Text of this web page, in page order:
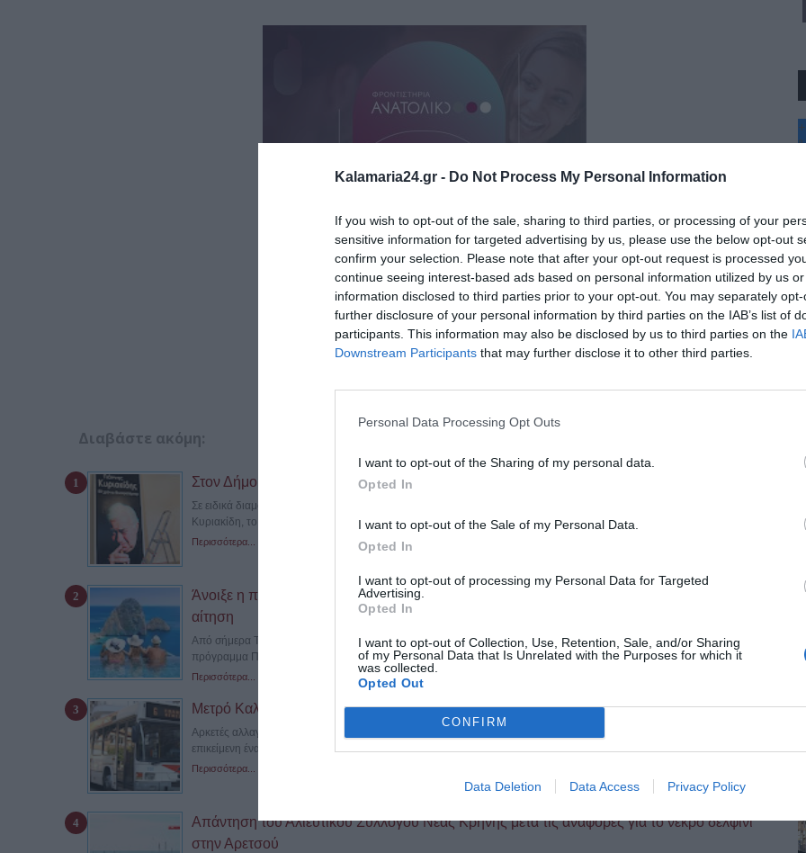
Kalamaria24.gr - Do Not Process My Personal Information
If you wish to opt-out of the sale, sharing to third parties, or processing of your
sensitive information for targeted advertising by us, please use the below opt-out
confirm your selection. Please note that after your opt-out request is processed
continue seeing interest-based ads based on personal information utilized by us
information disclosed to third parties prior to your opt-out. You may separately
further disclosure of your personal information by third parties on the IAB’s list of
participants. This information may also be disclosed by us to third parties on the
Downstream Participants that may further disclose it to other third parties.
Personal Data Processing Opt Outs
I want to opt-out of the Sharing of my personal data.
Opted In
I want to opt-out of the Sale of my Personal Data.
Opted In
I want to opt-out of processing my Personal Data for Targeted
Advertising.
Opted In
I want to opt-out of Collection, Use, Retention, Sale, and/or Sharing
of my Personal Data that Is Unrelated with the Purposes for which it
was collected.
Opted Out
CONFIRM
Data Deletion Data Access Privacy Policy
Διαβάστε ακόμη:
Στον Δήμο Καλαμαριάς το πολύτιμο φωτογραφικό αρχείο του Γιάννη Κυριακίδη
Σε ειδικά διαμορφωμένο χώρο του Δήμου Καλαμαριάς μεταφέρθηκε το ιστορικό φωτογραφικό αρχείο του Γιάννη
Κυριακίδη, το οποίο δώρισε η...
Περισσότερα...
Άνοιξε η πλατφόρμα για το πρόγραμμα «Τουρισμός για Όλους» - Ποιοι κάνουν σήμερα
αίτηση
Από σήμερα Τετάρτη 5 Αυγούστου 2026 και ώρα 12:00 το μεσημέρι, ξεκίνησαν οι αιτήσεις συμμετοχής στο νέο
πρόγραμμα Πρόγραμμα «Τουρισμός για...
Περισσότερα...
Μετρό Καλαμαριάς: Πέντε νέες λεωφορειακές γραμμές – Καταργούνται οι Νο 6 και Νο 7
Αρκετές αλλαγές σε λεωφορειακές γραμμές του εντός του πολεοδομικού συγκροτήματος Θεσσαλονίκης φέρνει η
επικείμενη έναρξη της λειτουργίας...
Περισσότερα...
Απάντηση του Αλιευτικού Συλλόγου Νέας Κρήνης μετά τις αναφορές για το νεκρό δελφίνι
στην Αρετσού
+
°